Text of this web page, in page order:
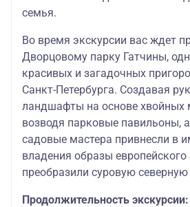
семья.
Во время экскурсии вас ждет
Дворцовому парку Гатчины,
красивых и загадочных
Санкт-Петербурга. Создавая
ландшафты на основе хвойных
возводя парковые павильоны,
садовые мастера привнесли в
владения образы европейского
преобразили суровую северную
Продолжительность экскурсии: